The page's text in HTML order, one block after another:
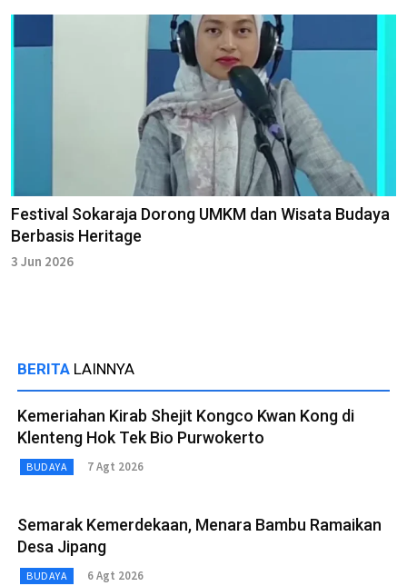
Festival Sokaraja Dorong UMKM dan Wisata Budaya
Berbasis Heritage
3 Jun 2026
BERITA LAINNYA
Kemeriahan Kirab Shejit Kongco Kwan Kong di
Klenteng Hok Tek Bio Purwokerto
BUDAYA 7 Agt 2026
Semarak Kemerdekaan, Menara Bambu Ramaikan
Desa Jipang
BUDAYA 6 Agt 2026